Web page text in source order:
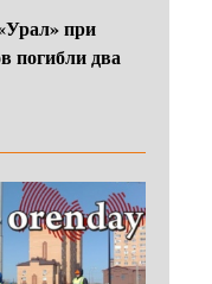
при
погибли два